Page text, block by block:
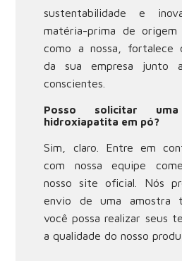
sustentabilidade e
matéria-prima de origem
como a nossa, fortalece
da sua empresa junto
conscientes.
Posso solicitar
hidroxiapatita em pó?
Sim, claro. Entre em
com nossa equipe
nosso site oficial. Nós
envio de uma amostra
você possa realizar seus
a qualidade do nosso